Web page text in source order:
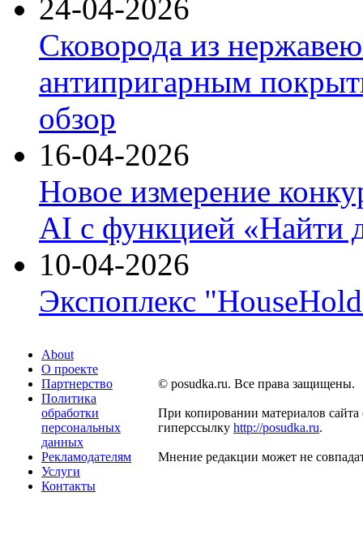
24-04-2026
Сковорода из
антипригарным
обзор
16-04-2026
Новое измерение
AI с функцией «Найти
10-04-2026
Экспоплекс
About
О проекте
Партнерство
Политика
обработки
персональных
данных
Рекламодателям
Услуги
Контакты
© posudka.ru. Все права защищены.
При копировании материалов сайта
гиперссылку http://posudka.ru.
Мнение редакции может не